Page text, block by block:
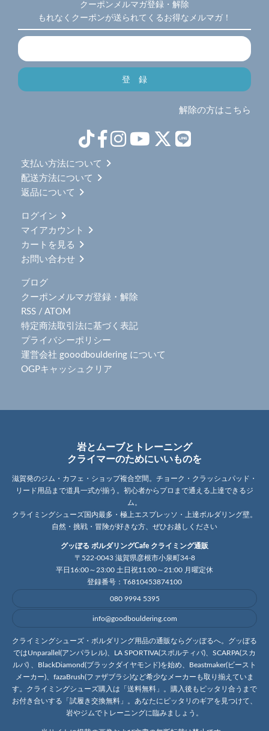
クーポンメルマガ登録・解除
もれなくクーポンが送られてくるお得なメルマガ！
解除の方はこちら
支払い方法について
配送方法について
返品について
ログイン
マイアカウント
カートを見る
お問い合わせ
ブログ
クーポンメルマガ登録・解除
RSS / ATOM
特定商法取引法に基づく表記
プライバシーポリシー
運営会社 gooodbouldering について
OGPキャッシュクリア
岩とムーブとトレーニング
クライマーのためにいいものを
滋賀発のジム・カフェ・ショップ複合空間。チョーク・クラッシュパッド・
リード用品まで道具一式が揃う。初心者からプロまで通える上達できるジ
ム。
クライミングシューズ国内最多・極上エスプレッソ・上達ボルダリング壁。
自然・挑戦・冒険が好きな方、ぜひお越しください
グッぼる ボルダリングCafe クライミング通販
〒522-0043 滋賀県彦根市小泉町34-8
平日16:00～23:00 土日祝11:00～21:00 月曜定休
登録番号：T6810453874100
080 9994 5395
info@goodbouldering.com
クライミングシューズ・ボルダリング用品の通販ならグッぼるへ。グッぼる
ではUnparallel(アンパラレル)、LA SPORTIVA(スポルティバ)、SCARPA(スカ
ルパ) 、BlackDiamond(ブラックダイヤモンド)を始め、Beastmaker(ビースト
メーカー)、fazaBrush(ファザブラシ)など希少なメーカーも取り揃えていま
す。クライミングシューズ購入は「送料無料」。購入後もピッタリ合うまで
お付き合いする「試履き交換無料」。あなたにピッタリのギアを見つけて、
岩やジムでトレーニングに臨みましょう。